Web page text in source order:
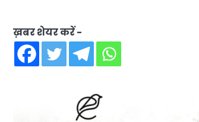
ख़बर शेयर करें -